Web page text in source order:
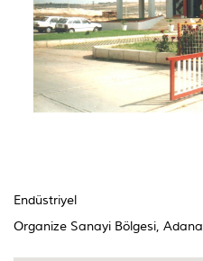
Endüstriyel
Organize Sanayi Bölgesi, Adana